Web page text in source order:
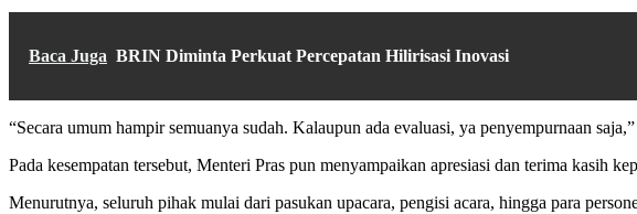
Baca Juga BRIN Diminta Perkuat Percepatan Hilirisasi Inovasi
“Secara umum hampir semuanya sudah. Kalaupun ada evaluasi, ya penyempurnaan
Pada kesempatan tersebut, Menteri Pras pun menyampaikan apresiasi dan terima kasih
Menurutnya, seluruh pihak mulai dari pasukan upacara, pengisi acara, hingga para